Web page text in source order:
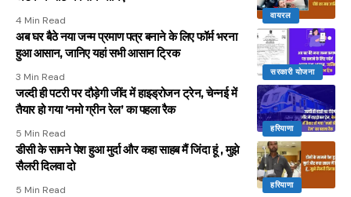
वायरल
4 Min Read
सरकारी योजना
अब घर बैठे नया जन्म प्रमाण पत्र बनाने के लिए फॉर्म भरना
हुआ आसान, जानिए यहां सभी आसान ट्रिक
3 Min Read
हरियाणा
जल्दी ही पटरी पर दौड़ेगी जींद में हाइड्रोजन ट्रेन, चेन्नई में
तैयार हो गया ‘नमो ग्रीन रेल’ का पहला रैक
5 Min Read
हरियाणा
डीसी के सामने पेश हुआ मुर्दा और कहा साहब मैं जिंदा हूं , मुझे
सैलरी दिलवा दो
5 Min Read